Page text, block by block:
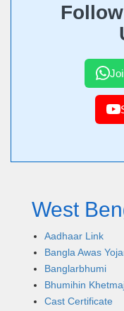
West
Aadhaar Link
Bangla Awas
Banglarbhumi
Bhumihin
Cast Certificate